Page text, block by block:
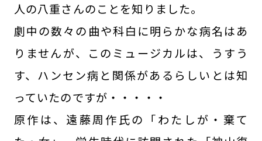
人の八重さんのことを知りました。
劇中の数々の曲や科白に明らかな病名はあ
りませんが、このミュージカルは、うすう
す、ハンセン病と関係があるらしいとは知
っていたのですが・・・・・
原作は、遠藤周作氏の「わたしが・棄て